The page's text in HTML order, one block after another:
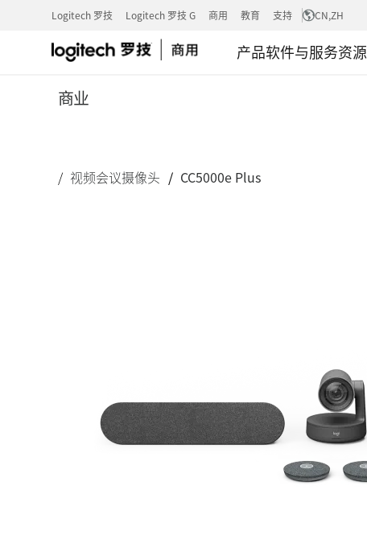
CC5000E
PLUS
Logitech 罗技 Logitech 罗技 G 商用 教育 支持 CN,ZH
产品软件与服务资源
商业
视频会议摄像头 CC5000e Plus